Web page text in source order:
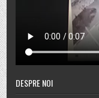
DESPRE NOI